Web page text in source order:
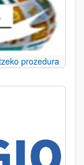
prozedura